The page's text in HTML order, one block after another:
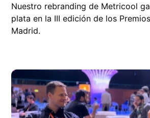
Nuestro rebranding de Metricool
plata en la III edición de los
Madrid.